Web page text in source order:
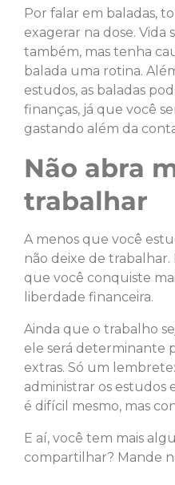
Por falar em baladas,
exagerar na dose. Vida
também, mas tenha
balada uma rotina.
estudos, as baladas
finanças, já que você
gastando além da
Não abra
trabalhar
A menos que você
não deixe de
que você conquiste
liberdade financeira.
Ainda que o trabalho
ele será determinante
extras. Só um
administrar os estudos
é difícil mesmo, mas
E aí, você tem mais
compartilhar? Mande